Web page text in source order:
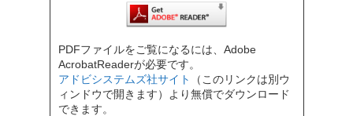
PDFファイルをご覧になるには、Adobe
AcrobatReaderが必要です。
アドビシステムズ社サイト
（このリンクは別ウ
ィンドウで開きます）より無償でダウンロード
できます。